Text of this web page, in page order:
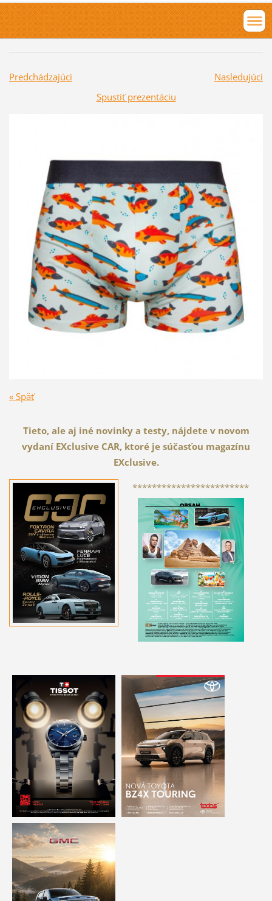
Predchádzajúci
Nasledujúci
Spustiť prezentáciu
« Späť
Tieto, ale aj iné novinky a testy, nájdete v novom
vydaní EXclusive CAR, ktoré je súčasťou magazínu
EXclusive.
************************